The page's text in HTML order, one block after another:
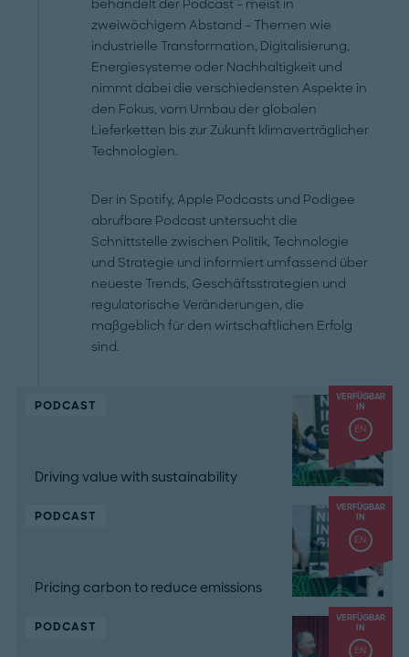
behandelt der Podcast – meist in
zweiwöchigem Abstand – Themen wie
industrielle Transformation, Digitalisierung,
Energiesysteme oder Nachhaltigkeit und
nimmt dabei die verschiedensten Aspekte in
den Fokus, vom Umbau der globalen
Lieferketten bis zur Zukunft klimaverträglicher
Technologien.
Der in Spotify, Apple Podcasts und Podigee
abrufbare Podcast untersucht die
Schnittstelle zwischen Politik, Technologie
und Strategie und informiert umfassend über
neueste Trends, Geschäftsstrategien und
regulatorische Veränderungen, die
maßgeblich für den wirtschaftlichen Erfolg
sind.
VERFÜGBAR
IN
EN
PODCAST
Driving value with sustainability
VERFÜGBAR
IN
EN
PODCAST
Pricing carbon to reduce emissions
VERFÜGBAR
IN
EN
PODCAST